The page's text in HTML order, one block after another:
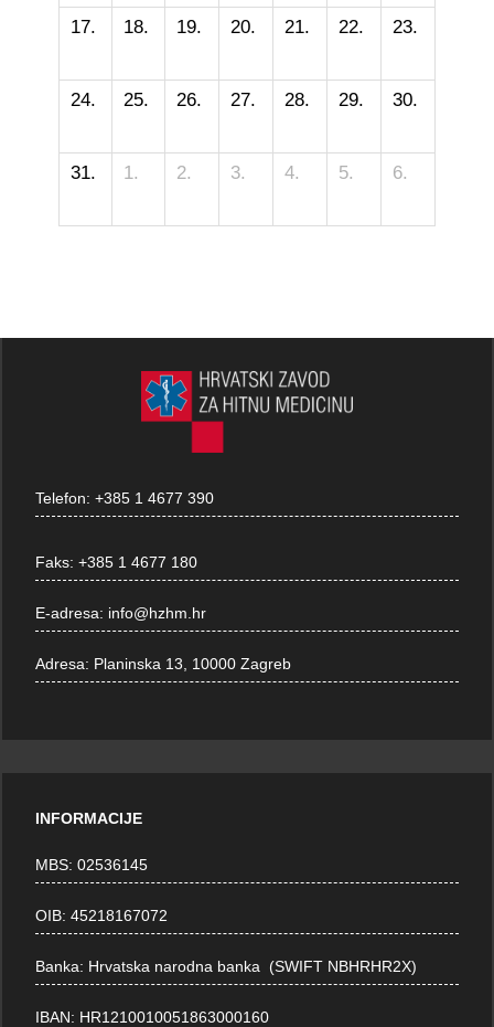
17. 18. 19. 20. 21. 22. 23.
24. 25. 26. 27. 28. 29. 30.
31. 1. 2. 3. 4. 5. 6.
Telefon:+385 1 4677 390
Faks:+385 1 4677 180
E-adresa: info@hzhm.hr
Adresa: Planinska 13, 10000 Zagreb
INFORMACIJE
MBS: 02536145
OIB: 45218167072
Banka: Hrvatska narodna banka (SWIFT NBHRHR2X)
IBAN: HR1210010051863000160